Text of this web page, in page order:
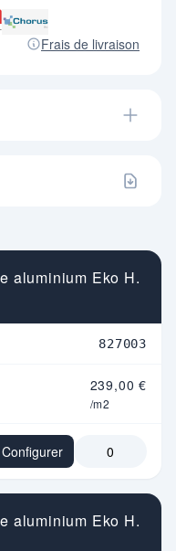
Frais de livraison
aluminium Eko H.
827003
239,00 €
/m2
Configurer
aluminium Eko H.